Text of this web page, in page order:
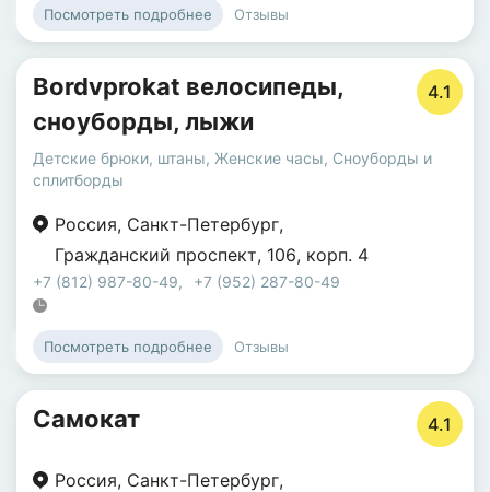
Посмотреть подробнее Отзывы
Bordvprokat велосипеды,
сноуборды, лыжи
4.1
Детские брюки, штаны, Женские часы, Сноуборды и
сплитборды
Россия, Санкт-Петербург,
Гражданский проспект, 106, корп. 4
+7 (812) 987-80-49, +7 (952) 287-80-49
Посмотреть подробнее Отзывы
Самокат 4.1
Россия, Санкт-Петербург,